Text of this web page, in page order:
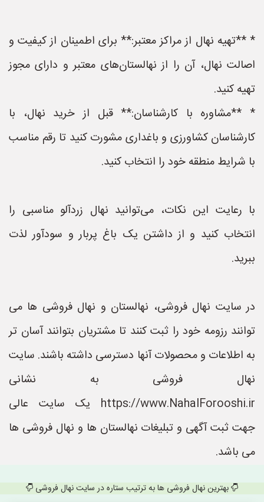
* **تهیه نهال از مراکز معتبر:** برای اطمینان از کیفیت و
اصالت نهال، آن را از نهالستان‌های معتبر و دارای مجوز
تهیه کنید.
* **مشاوره با کارشناسان:** قبل از خرید نهال، با
کارشناسان کشاورزی و باغداری مشورت کنید تا رقم مناسب
با شرایط منطقه خود را انتخاب کنید.
با رعایت این نکات، می‌توانید نهال زردآلو مناسبی را
انتخاب کنید و از داشتن یک باغ پربار و سودآور لذت
ببرید.
در سایت نهال فروشی، نهالستان و نهال فروشی ها می
توانند رزومه خود را ثبت کنند تا مشتریان بتوانند آسان تر
به اطلاعات و محصولات آنها دسترسی داشته باشند. سایت
نهال فروشی به نشانی
https://www.NahalForooshi.ir یک سایت عالی
جهت ثبت آگهی و تبلیغات نهالستان ها و نهال فروشی ها
می باشد.
بهترین نهال فروشی ها به ترتیب ستاره در سایت نهال فروشی